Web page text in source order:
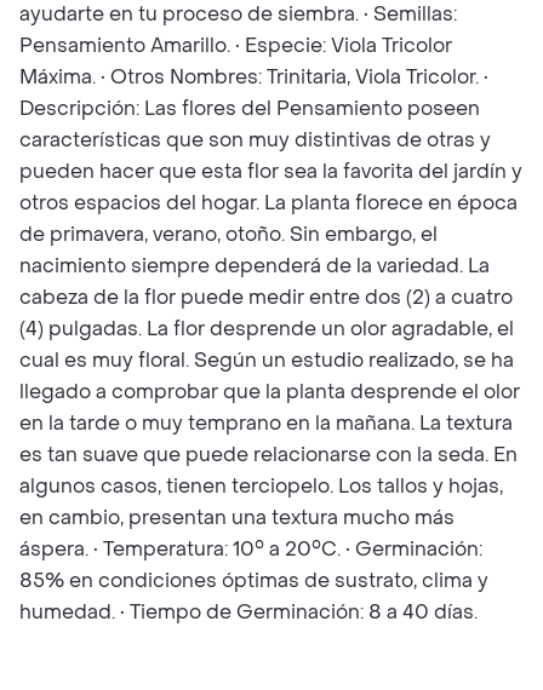
ayudarte en tu proceso de siembra. • Semillas:
Pensamiento Amarillo. • Especie: Viola Tricolor
Máxima. • Otros Nombres: Trinitaria, Viola Tricolor. •
Descripción: Las flores del Pensamiento poseen
características que son muy distintivas de otras y
pueden hacer que esta flor sea la favorita del jardín y
otros espacios del hogar. La planta florece en época
de primavera, verano, otoño. Sin embargo, el
nacimiento siempre dependerá de la variedad. La
cabeza de la flor puede medir entre dos (2) a cuatro
(4) pulgadas. La flor desprende un olor agradable, el
cual es muy floral. Según un estudio realizado, se ha
llegado a comprobar que la planta desprende el olor
en la tarde o muy temprano en la mañana. La textura
es tan suave que puede relacionarse con la seda. En
algunos casos, tienen terciopelo. Los tallos y hojas,
en cambio, presentan una textura mucho más
áspera. • Temperatura: 10° a 20°C. • Germinación:
85% en condiciones óptimas de sustrato, clima y
humedad. • Tiempo de Germinación: 8 a 40 días.